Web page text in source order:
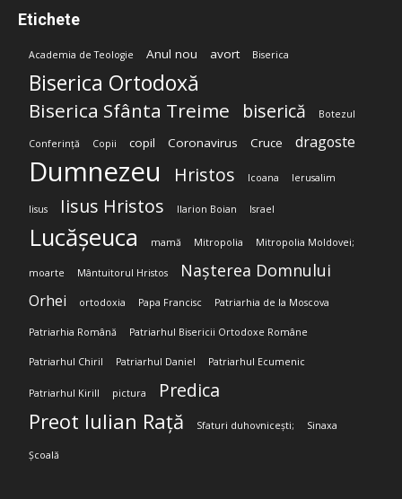
Etichete
Academia de Teologie Anul nou avort Biserica
Biserica Ortodoxă
Biserica Sfânta Treime biserică Botezul
Conferință Copii copil Coronavirus Cruce dragoste
Dumnezeu Hristos Icoana Ierusalim
Iisus Iisus Hristos Ilarion Boian Israel
Lucășeuca mamă Mitropolia Mitropolia Moldovei;
moarte Mântuitorul Hristos Nașterea Domnului
Orhei ortodoxia Papa Francisc Patriarhia de la Moscova
Patriarhia Română Patriarhul Bisericii Ortodoxe Române
Patriarhul Chiril Patriarhul Daniel Patriarhul Ecumenic
Patriarhul Kirill pictura Predica
Preot Iulian Rață Sfaturi duhovnicești; Sinaxa
Școală